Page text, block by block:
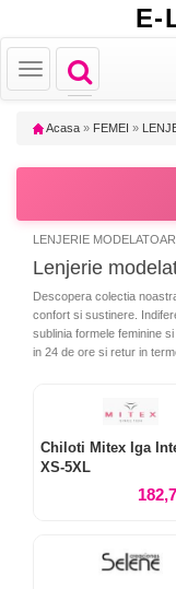
E-
Toggle
navigation
Toggle
navigation
Acasa » FEMEI »
LENJERIE
Lenjerie
Descopera colectia
confort si sustinere.
sublinia formele feminine
in 24 de ore si retur in
Chiloti Mitex Iga
XS-5XL